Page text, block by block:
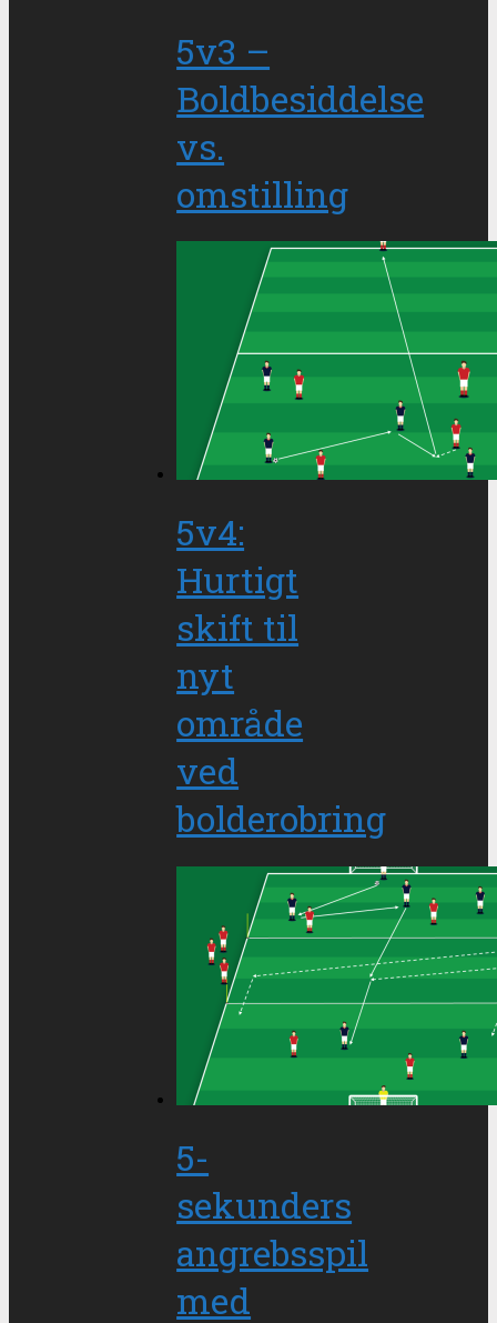
5v3 –
Boldbesiddelse
vs.
omstilling
5v4:
Hurtigt
skift til
nyt
område
ved
bolderobring
5-
sekunders
angrebsspil
med